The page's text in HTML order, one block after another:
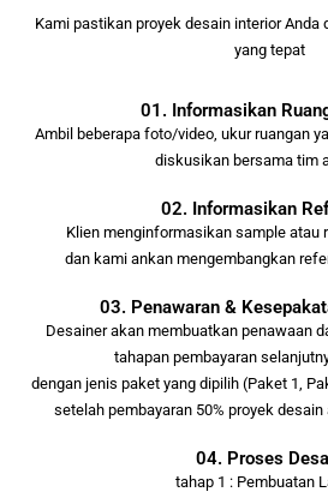
Kami pastikan proyek desain interior Anda
yang tepat
01. Informasikan
Ambil beberapa foto/video, ukur ruangan
diskusikan bersama tim
02. Informasikan
Klien menginformasikan sample atau
dan kami ankan mengembangkan
03. Penawaran &
Desainer akan membuatkan penawaan
tahapan pembayaran
dengan jenis paket yang dipilih (Paket 1,
setelah pembayaran 50% proyek
04. Proses
tahap 1 : Pembuatan